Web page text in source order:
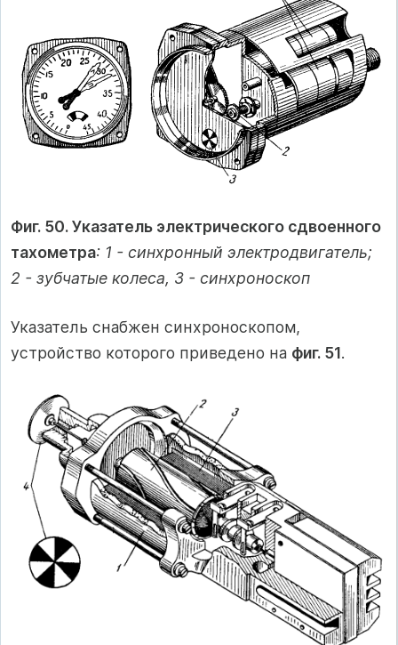
Фиг. 50. Указатель электрического сдвоенного
тахометра: 1 - синхронный электродвигатель;
2 - зубчатые колеса, 3 - синхроноскоп
Указатель снабжен синхроноскопом,
устройство которого приведено на фиг. 51.